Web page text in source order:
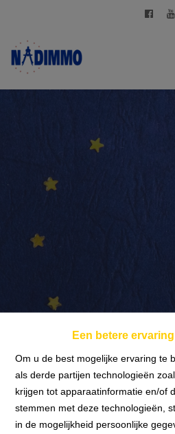
Een betere
Om u de best mogelijke ervaring te
als derde partijen technologieën
krijgen tot apparaatinformatie en/of
stemmen met deze technologieën,
in de mogelijkheid persoonlijke
Home